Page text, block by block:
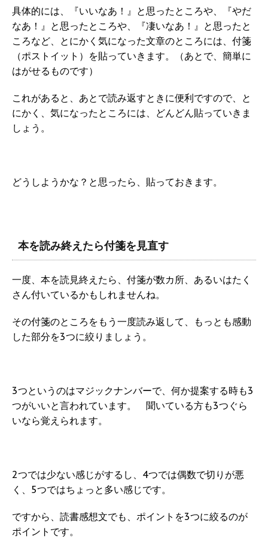
具体的には、『いいなあ！』と思ったところや、『やだ
なあ！』と思ったところや、『凄いなあ！』と思ったと
ころなど、とにかく気になった文章のところには、付箋
（ポストイット）を貼っていきます。（あとで、簡単に
はがせるものです）
これがあると、あとで読み返すときに便利ですので、と
にかく、気になったところには、どんどん貼っていきま
しょう。
どうしようかな？と思ったら、貼っておきます。
本を読み終えたら付箋を見直す
一度、本を読見終えたら、付箋が数カ所、あるいはたく
さん付いているかもしれませんね。
その付箋のところをもう一度読み返して、もっとも感動
した部分を3つに絞りましょう。
3つというのはマジックナンバーで、何か提案する時も3
つがいいと言われています。 聞いている方も3つぐら
いなら覚えられます。
2つでは少ない感じがするし、4つでは偶数で切りが悪
く、5つではちょっと多い感じです。
ですから、読書感想文でも、ポイントを3つに絞るのが
ポイントです。